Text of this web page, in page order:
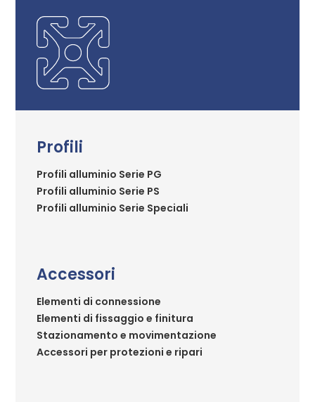
Profili
Profili alluminio Serie PG
Profili alluminio Serie PS
Profili alluminio Serie Speciali
Accessori
Elementi di connessione
Elementi di fissaggio e finitura
Stazionamento e movimentazione
Accessori per protezioni e ripari